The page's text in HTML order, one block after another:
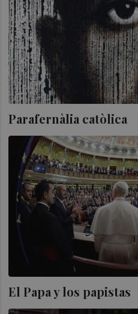
Parafernàlia catòlica
El Papa y los papistas